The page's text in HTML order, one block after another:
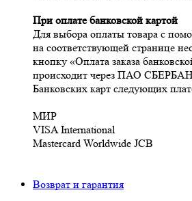
При оплате банковской картой
Для выбора оплаты товара с
на соответствующей странице
кнопку «Оплата заказа
происходит через ПАО
Банковских карт следующих
МИР
VISA International
Mastercard Worldwide JCB
Возврат и гарантия